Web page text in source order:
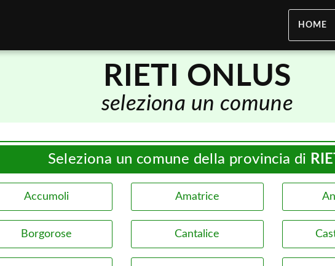
HOME
RIETI ONLUS
seleziona un comune
Seleziona un comune della provincia di
Accumoli Amatrice
Borgorose Cantalice